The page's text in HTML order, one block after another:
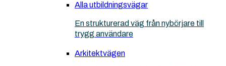
Alla utbildningsvägar
En strukturerad väg från nybörjare till
trygg användare
Arkitektvägen